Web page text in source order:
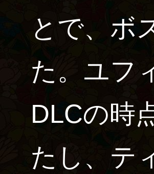
とで、ボ
た。ユフ
DLCの時
たし、テ